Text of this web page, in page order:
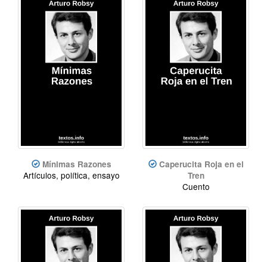
Mínimas Razones
Artículos, política, ensayo
Caperucita Roja en el
Tren
Cuento